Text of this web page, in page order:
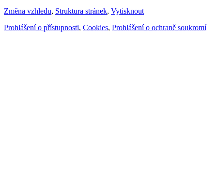
Změna vzhledu, Struktura stránek, Vytisknout
Prohlášení o přístupnosti, Cookies, Prohlášení o ochraně soukromí